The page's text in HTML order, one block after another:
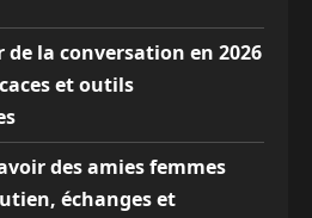
la conversation en 2026
et outils
des amies femmes
échanges et